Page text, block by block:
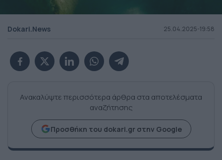
Dokari.News 25.04.2025-19:58
Ανακαλύψτε περισσότερα άρθρα στα αποτελέσματα
αναζήτησης
Προσθήκη του dokari.gr στην Google